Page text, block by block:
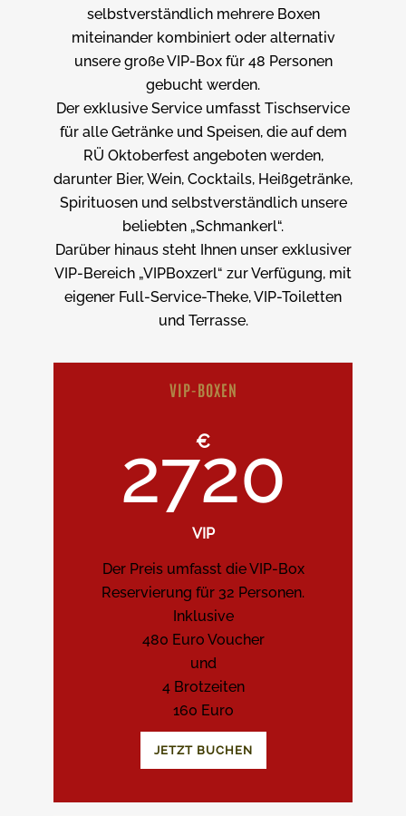
selbstverständlich mehrere Boxen
miteinander kombiniert oder alternativ
unsere große VIP-Box für 48 Personen
gebucht werden.
Der exklusive Service umfasst Tischservice
für alle Getränke und Speisen, die auf dem
RÜ Oktoberfest angeboten werden,
darunter Bier, Wein, Cocktails, Heißgetränke,
Spirituosen und selbstverständlich unsere
beliebten „Schmankerl“.
Darüber hinaus steht Ihnen unser exklusiver
VIP-Bereich „VIPBoxzerl“ zur Verfügung, mit
eigener Full-Service-Theke, VIP-Toiletten
und Terrasse.
VIP-BOXEN
€
2720
VIP
Der Preis umfasst die VIP-Box
Reservierung für 32 Personen.
Inklusive
480 Euro Voucher
und
4 Brotzeiten
160 Euro
JETZT BUCHEN